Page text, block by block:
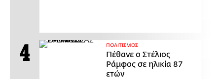
ΠΟΛΙΤΙΣΜΟΣ
Πέθανε ο Στέλιος
Ράμφος σε ηλικία 87
ετών